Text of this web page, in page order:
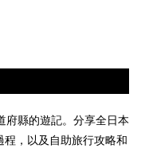
府縣的遊記。分享全日本
，以及自助旅行攻略和